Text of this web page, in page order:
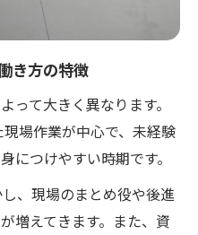
き方の特徴
って大きく異なります。
場作業が中心で、未経験
につけやすい時期です。
、現場のまとめ役や後進
増えてきます。また、資